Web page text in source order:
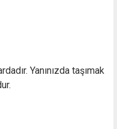
Yanınızda taşımak